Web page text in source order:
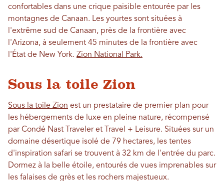
confortables dans une crique paisible entourée par les
montagnes de Canaan. Les yourtes sont situées à
l'extrême sud de Canaan, près de la frontière avec
l'Arizona, à seulement 45 minutes de la frontière avec
l'État de New York. Zion National Park.
Sous la toile Zion
Sous la toile Zion est un prestataire de premier plan pour
les hébergements de luxe en pleine nature, récompensé
par Condé Nast Traveler et Travel + Leisure. Situées sur un
domaine désertique isolé de 79 hectares, les tentes
d'inspiration safari se trouvent à 32 km de l'entrée du parc.
Dormez à la belle étoile, entourés de vues imprenables sur
les falaises de grès et les rochers majestueux.